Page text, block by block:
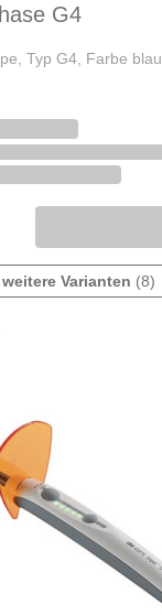
G4
Typ G4, Farbe blau
weitere Varianten (8)